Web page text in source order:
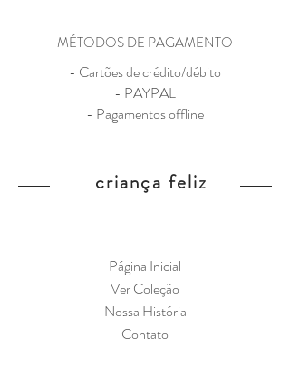
MÉTODOS DE PAGAMENTO
- Cartões de crédito/débito
- PAYPAL
- Pagamentos offline
criança feliz
Página Inicial
Ver Coleção
Nossa História
Contato